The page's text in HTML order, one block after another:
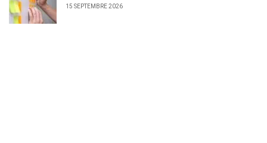
15 SEPTEMBRE 2026